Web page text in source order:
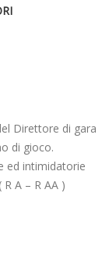
Direttore di gara
di gioco.
ed intimidatorie
A – R AA )